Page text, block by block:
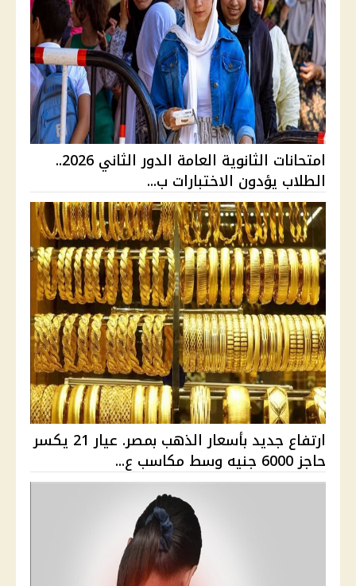
امتحانات الثانوية العامة الدور الثاني 2026..
الطلاب يؤدون الاختبارات ب...
ارتفاع جديد بأسعار الذهب بمصر. عيار 21 يكسر
حاجز 6000 جنيه وسط مكاسب ع...